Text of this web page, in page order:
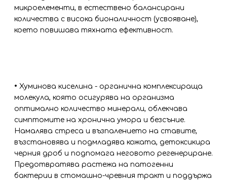
микроелементи, в естествено балансирани
количества с висока бионаличност (усвояване),
което повишава тяхната ефективност.
• Хуминова киселина - органична комплексираща
молекула, която осигурява на организма
оптимално количество минерали, облекчава
симптомите на хронична умора и безсъние.
Намалява стреса и възпалението на ставите,
възстановява и подмладява кожата, детоксикира
черния дроб и подпомага неговото регенериране.
Предотвратява растежа на патогенни
бактерии в стомашно-чревния тракт и поддържа